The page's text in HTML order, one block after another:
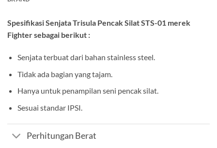
Spesifikasi Senjata Trisula Pencak Silat STS-01 merek
Fighter sebagai berikut :
Senjata terbuat dari bahan stainless steel.
Tidak ada bagian yang tajam.
Hanya untuk penampilan seni pencak silat.
Sesuai standar IPSI.
Perhitungan Berat